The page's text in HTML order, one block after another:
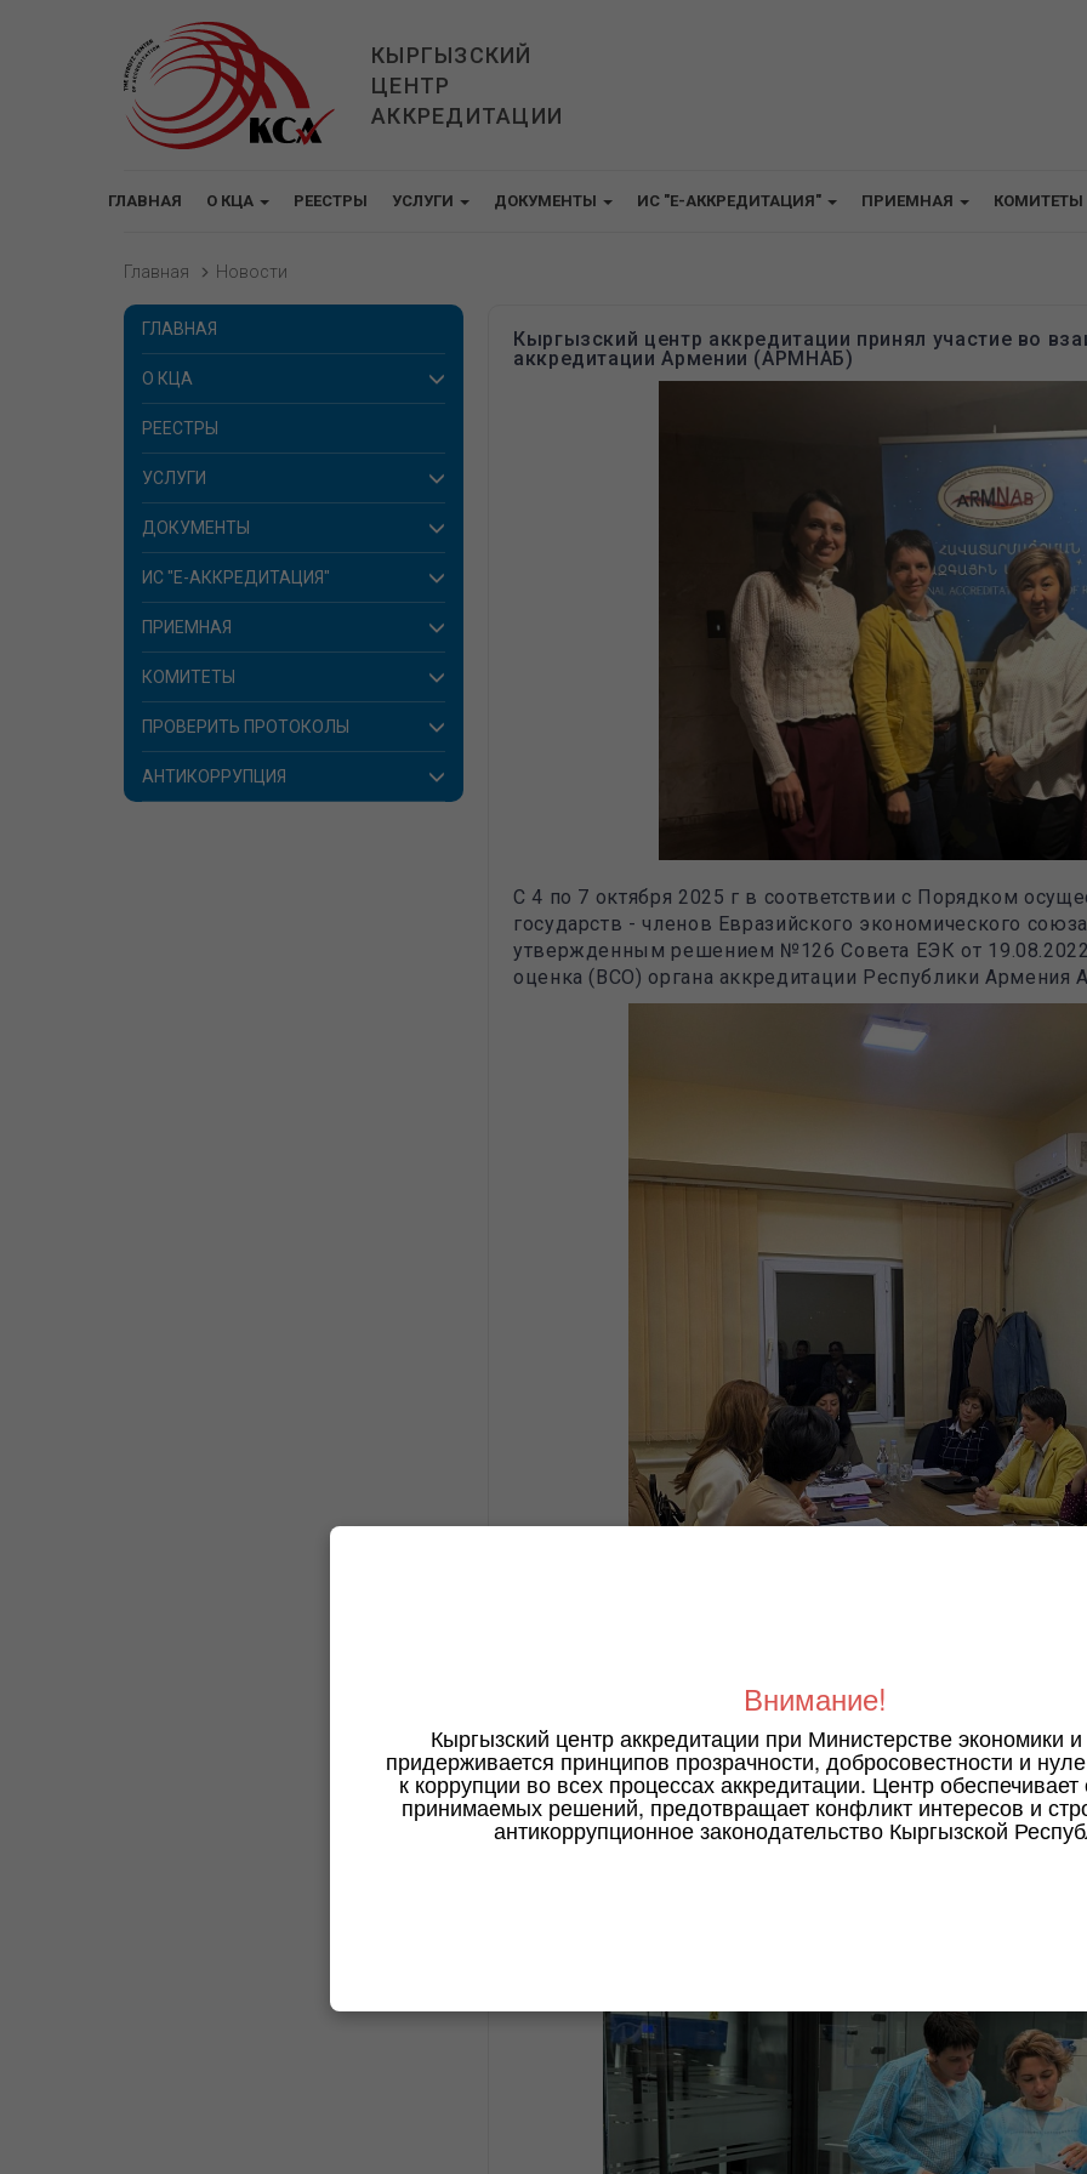
КЫРГЫЗСКИЙ
ЦЕНТР
АККРЕДИТАЦИИ
ГЛАВНАЯ О КЦА РЕЕСТРЫ УСЛУГИ ДОКУМЕНТЫ ИС "E-АККРЕДИТАЦИЯ" ПРИЕМНАЯ КОМИТЕТЫ
Главная Новости
ГЛАВНАЯ
О КЦА
РЕЕСТРЫ
УСЛУГИ
ДОКУМЕНТЫ
ИС "E-АККРЕДИТАЦИЯ"
ПРИЕМНАЯ
КОМИТЕТЫ
ПРОВЕРИТЬ ПРОТОКОЛЫ
АНТИКОРРУПЦИЯ
Кыргызский центр аккредитации принял участие во
аккредитации Армении (АРМНАБ)
С 4 по 7 октября 2025 г в соответствии с Порядком
государств - членов Евразийского экономического
утвержденным решением №126 Совета ЕЭК от 19.08.2022
оценка (ВСО) органа аккредитации Республики
В оценке приняли участия 4 оценщика из 4 стран ЕАЭС
Республики Кыргызстан и Российской Федерации). Во
за деятельностью органа аккредитации по оценке
сертификации продукции, которые входят в единый
Внимание!
Кыргызский центр аккредитации при Министерстве экономики
придерживается принципов прозрачности, добросовестности и
к коррупции во всех процессах аккредитации. Центр обеспечивает
принимаемых решений, предотвращает конфликт интересов и
антикоррупционное законодательство Кыргызской